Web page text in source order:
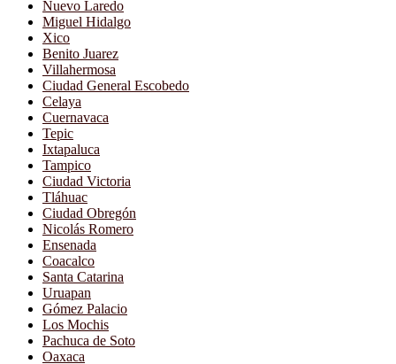
Nuevo Laredo
Miguel Hidalgo
Xico
Benito Juarez
Villahermosa
Ciudad General Escobedo
Celaya
Cuernavaca
Tepic
Ixtapaluca
Tampico
Ciudad Victoria
Tláhuac
Ciudad Obregón
Nicolás Romero
Ensenada
Coacalco
Santa Catarina
Uruapan
Gómez Palacio
Los Mochis
Pachuca de Soto
Oaxaca